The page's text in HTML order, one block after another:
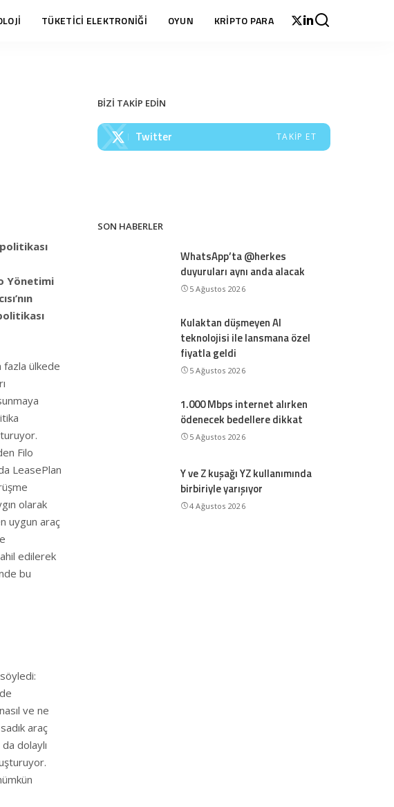
TÜKETİCİ ELEKTRONİĞİ OYUN KRİPTO PARA
Yönetimi
fazla ülkede
Filo
LeasePlan
olarak
uygun araç
edilerek
bu
ve ne
araç
dolaylı
BİZİ TAKİP EDİN
Twitter TAKIP ET
SON HABERLER
WhatsApp’ta @herkes
duyuruları aynı anda alacak
5 Ağustos 2026
Kulaktan düşmeyen AI
teknolojisi ile lansmana özel
fiyatla geldi
5 Ağustos 2026
1.000 Mbps internet alırken
ödenecek bedellere dikkat
5 Ağustos 2026
Y ve Z kuşağı YZ kullanımında
birbiriyle yarışıyor
4 Ağustos 2026